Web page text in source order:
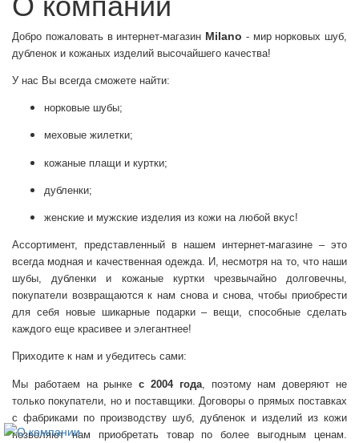
Добро пожаловать в интернет-магазин Milano - мир норковых шуб,
дубленок и кожаных изделий высочайшего качества!
У нас Вы всегда сможете найти:
норковые шубы;
меховые жилетки;
кожаные плащи и куртки;
дубленки;
женские и мужские изделия из кожи на любой вкус!
Ассортимент, представленный в нашем интернет-магазине – это
всегда модная и качественная одежда. И, несмотря на то, что наши
шубы, дубленки и кожаные куртки чрезвычайно долговечны,
покупатели возвращаются к нам снова и снова, чтобы приобрести
для себя новые шикарные подарки – вещи, способные сделать
каждого еще красивее и элегантнее!
Приходите к нам и убедитесь сами:
Мы работаем на рынкес 2004 года, поэтому нам доверяют не
только покупатели, но и поставщики. Договоры о прямых поставках
с фабриками по производству шуб, дубленок и изделий из кожи
позволяют нам приобретать товар по более выгодным ценам.